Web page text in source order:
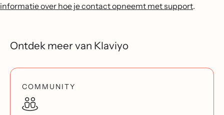
informatie over hoe je contact opneemt met support.
Ontdek meer van Klaviyo
COMMUNITY